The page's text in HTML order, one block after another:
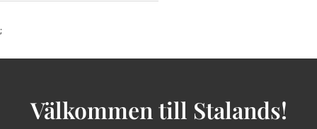
;
Välkommen till Stalands!